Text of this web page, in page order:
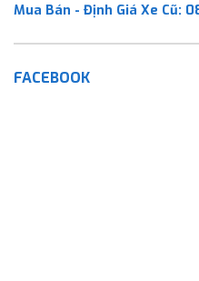
Mua Bán - Định Giá Xe Cũ:
FACEBOOK